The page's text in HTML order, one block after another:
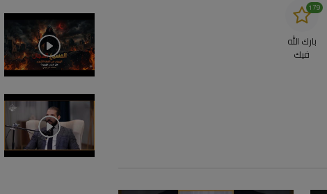
بارك الله
فيك
179